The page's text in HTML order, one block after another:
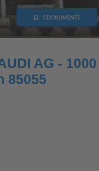
5 DOKUMENTE
AG - 1000
85055